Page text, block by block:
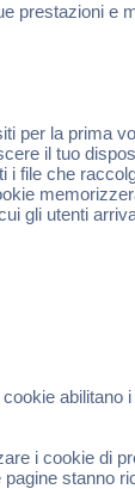
prestazioni e
per la prima
il tuo
file che
gli utenti
i cookie di
stanno